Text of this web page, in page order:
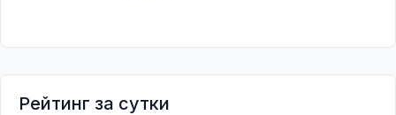
Рейтинг за сутки